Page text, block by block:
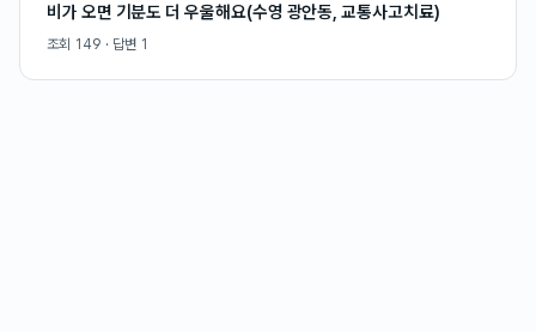
비가 오면 기분도 더 우울해요(수영 광안동, 교통사고치료)
조회 149 · 답변 1